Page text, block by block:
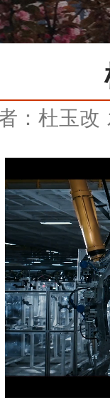
：杜玉改